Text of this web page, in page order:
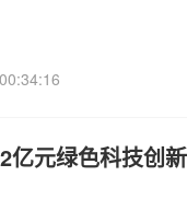
亿元绿色科技创